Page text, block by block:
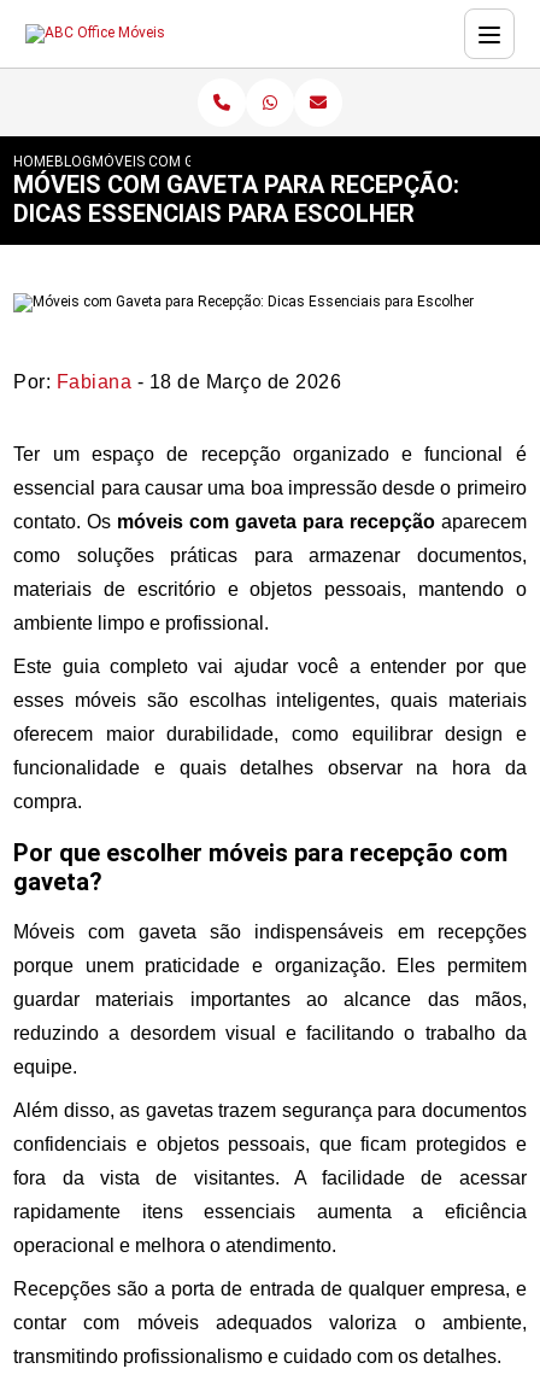
HOMEBLOG MÓVEIS COM GAVETA PARA RECEPÇÃO: DICAS ESSENCIAIS PARA
MÓVEIS COM GAVETA PARA RECEPÇÃO:
DICAS ESSENCIAIS PARA ESCOLHER
Por: Fabiana - 18 de Março de 2026
Ter um espaço de recepção organizado e funcional é
essencial para causar uma boa impressão desde o primeiro
contato. Os móveis com gaveta para recepçãoaparecem
como soluções práticas para armazenar documentos,
materiais de escritório e objetos pessoais, mantendo o
ambiente limpo e profissional.
Este guia completo vai ajudar você a entender por que
esses móveis são escolhas inteligentes, quais materiais
oferecem maior durabilidade, como equilibrar design e
funcionalidade e quais detalhes observar na hora da
compra.
Por que escolher móveis para recepção com
gaveta?
Móveis com gaveta são indispensáveis em recepções
porque unem praticidade e organização. Eles permitem
guardar materiais importantes ao alcance das mãos,
reduzindo a desordem visual e facilitando o trabalho da
equipe.
Além disso, as gavetas trazem segurança para documentos
confidenciais e objetos pessoais, que ficam protegidos e
fora da vista de visitantes. A facilidade de acessar
rapidamente itens essenciais aumenta a eficiência
operacional e melhora o atendimento.
Recepções são a porta de entrada de qualquer empresa, e
contar com móveis adequados valoriza o ambiente,
transmitindo profissionalismo e cuidado com os detalhes.